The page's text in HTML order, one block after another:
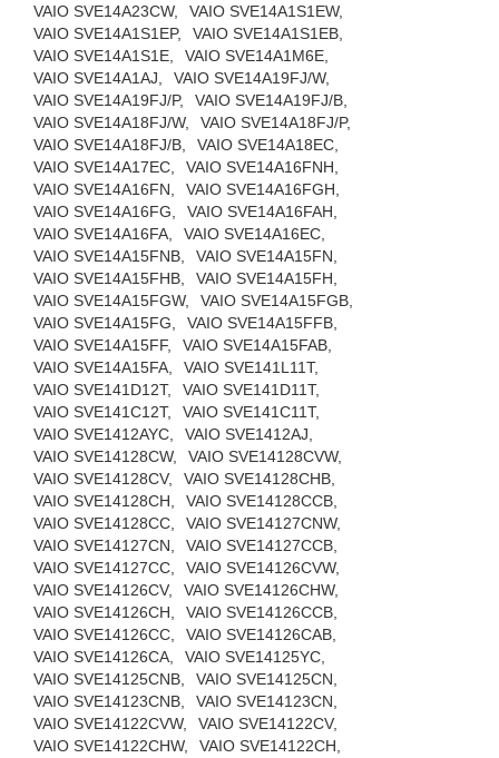
VAIO SVE14A23CW,
VAIO SVE14A1S1EW,
VAIO SVE14A1S1EP,
VAIO SVE14A1S1EB,
VAIO SVE14A1S1E,
VAIO SVE14A1M6E,
VAIO SVE14A1AJ,
VAIO SVE14A19FJ/W,
VAIO SVE14A19FJ/P,
VAIO SVE14A19FJ/B,
VAIO SVE14A18FJ/W,
VAIO SVE14A18FJ/P,
VAIO SVE14A18FJ/B,
VAIO SVE14A18EC,
VAIO SVE14A17EC,
VAIO SVE14A16FNH,
VAIO SVE14A16FN,
VAIO SVE14A16FGH,
VAIO SVE14A16FG,
VAIO SVE14A16FAH,
VAIO SVE14A16FA,
VAIO SVE14A16EC,
VAIO SVE14A15FNB,
VAIO SVE14A15FN,
VAIO SVE14A15FHB,
VAIO SVE14A15FH,
VAIO SVE14A15FGW,
VAIO SVE14A15FGB,
VAIO SVE14A15FG,
VAIO SVE14A15FFB,
VAIO SVE14A15FF,
VAIO SVE14A15FAB,
VAIO SVE14A15FA,
VAIO SVE141L11T,
VAIO SVE141D12T,
VAIO SVE141D11T,
VAIO SVE141C12T,
VAIO SVE141C11T,
VAIO SVE1412AYC,
VAIO SVE1412AJ,
VAIO SVE14128CW,
VAIO SVE14128CVW,
VAIO SVE14128CV,
VAIO SVE14128CHB,
VAIO SVE14128CH,
VAIO SVE14128CCB,
VAIO SVE14128CC,
VAIO SVE14127CNW,
VAIO SVE14127CN,
VAIO SVE14127CCB,
VAIO SVE14127CC,
VAIO SVE14126CVW,
VAIO SVE14126CV,
VAIO SVE14126CHW,
VAIO SVE14126CH,
VAIO SVE14126CCB,
VAIO SVE14126CC,
VAIO SVE14126CAB,
VAIO SVE14126CA,
VAIO SVE14125YC,
VAIO SVE14125CNB,
VAIO SVE14125CN,
VAIO SVE14123CNB,
VAIO SVE14123CN,
VAIO SVE14122CVW,
VAIO SVE14122CV,
VAIO SVE14122CHW,
VAIO SVE14122CH,